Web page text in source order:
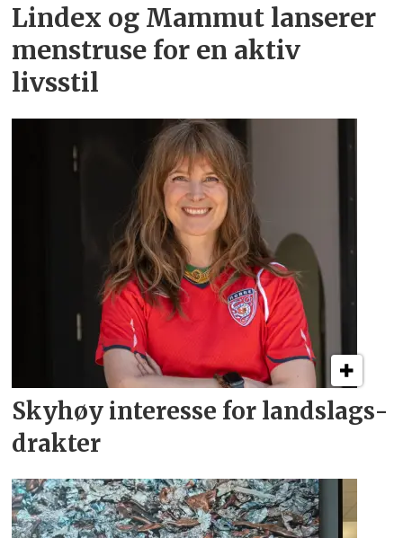
Lindex og Mammut lanserer
menstruse for en aktiv
livsstil
Skyhøy interesse for landslags­
drakter